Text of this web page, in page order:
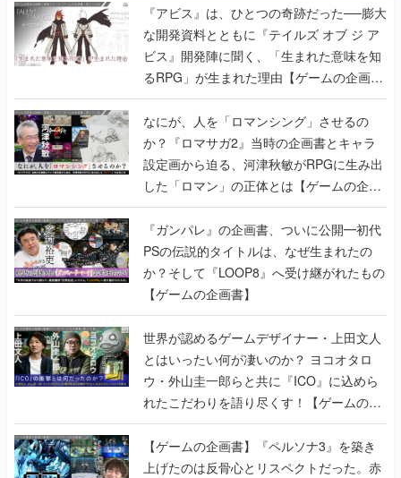
『アビス』は、ひとつの奇跡だった──膨大
な開発資料とともに『テイルズ オブ ジ ア
ビス』開発陣に聞く、「生まれた意味を知
るRPG」が生まれた理由【ゲームの企画
書】
なにが、人を「ロマンシング」させるの
か？『ロマサガ2』当時の企画書とキャラ
設定画から迫る、河津秋敏がRPGに生み出
した「ロマン」の正体とは【ゲームの企画
書】
『ガンパレ』の企画書、ついに公開━初代
PSの伝説的タイトルは、なぜ生まれたの
か？そして『LOOP8』へ受け継がれたもの
【ゲームの企画書】
世界が認めるゲームデザイナー・上田文人
とはいったい何が凄いのか？ ヨコオタロ
ウ・外山圭一郎らと共に『ICO』に込めら
れたこだわりを語り尽くす！【ゲームの企
画書】
【ゲームの企画書】『ペルソナ3』を築き
上げたのは反骨心とリスペクトだった。赤